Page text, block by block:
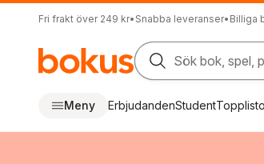
Fri frakt över 249 kr• Snabba leveranser• Billiga
Sök bok, spel,
Meny ErbjudandenStudent